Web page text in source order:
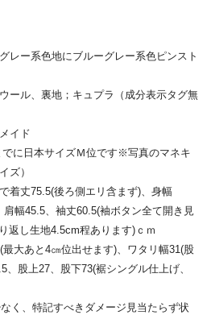
レー系色地にブルーグレー系色ピンスト
ール、裏地；キュプラ（成分表示タグ無
イド
でに日本サイズＭ位です※写真のマネキ
ズ）
着丈75.5(後ろ側エリ含まず)、身幅
幅45.5、袖丈60.5(袖ボタン全て開き見
返し生地4.5cm程あります)ｃｍ
最大あと4㎝位出せます)、ワタリ幅31(股
股上27、股下73(裾シングル仕上げ、
く、特記すべきダメージ見当たらず状